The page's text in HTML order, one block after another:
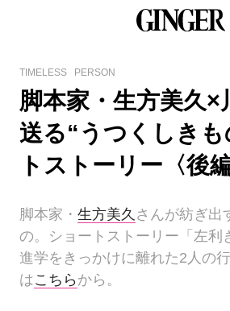
TIMELESS PERSON
脚本家・生方美久×
送る“うつくしき
トストーリー〈後編
脚本家・生方美久 さんが紡ぎ出
の。ショートストーリー「左利
進学をきっかけに離れた2人の
は こちら から。